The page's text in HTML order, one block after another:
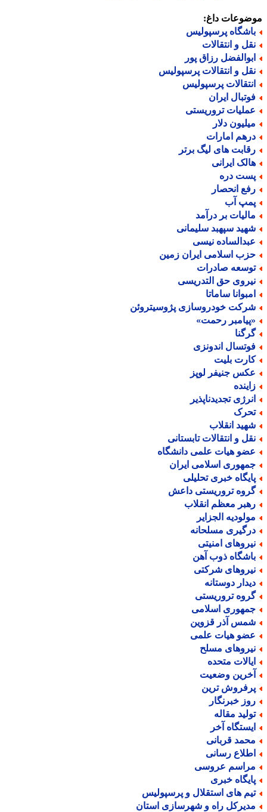
داغ:
پرسپولیس
و انتقالات
رزاق پور
و انتقالات پرسپولیس
پرسپولیس
ایران
تروریستی
دلار
امارات
های لیگ برتر
ایرانی
دره
انحصار
آب
بر درآمد
سپهبد سلیمانی
نیسی
اسلامی ایران زمین
صادرات
حق التدریسی
ساماتا
خودروسازی پژوسیتروئن
رحمت»
اندونزی
بلیت
جنیفر لوپز
تجدیدناپذیر
انقلاب
و انتقالات تابستانی
هیات علمی دانشگاه
اسلامی ایران
خبری تحلیلی
تروریستی داعش
معظم انقلاب
الجزایر
مسلحانه
امنیتی
ذوب آهن
شرکتی
دوستانه
تروریستی
اسلامی
آذر قزوین
هیات علمی
مسلح
متحده
وضعیت
ترین
خبرنگار
مقاله
آخر
قربانی
رسانی
عروسی
خبری
های استقلال و پرسپولیس
راه و شهرسازی استان